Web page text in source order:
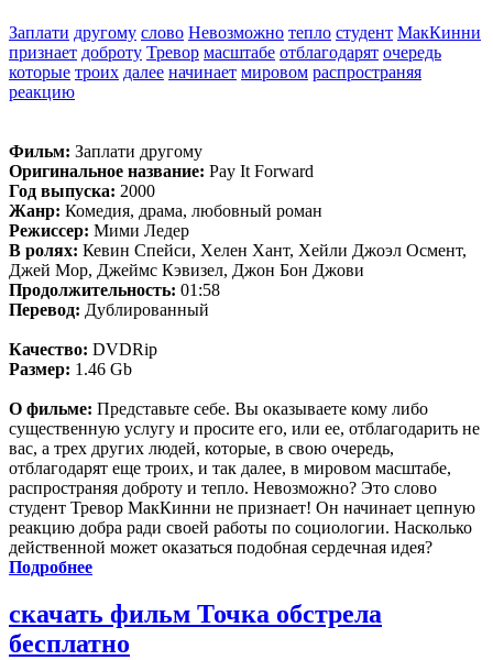
Заплати другому слово Невозможно тепло студент МакКинни
признает доброту Тревор масштабе отблагодарят очередь
которые троих далее начинает мировом распространяя
реакцию
Фильм: Заплати другому
Оригинальное название: Pay It Forward
Год выпуска: 2000
Жанр: Комедия, драма, любовный роман
Режиссер: Мими Ледер
В ролях: Кевин Спейси, Хелен Хант, Хейли Джоэл Осмент,
Джей Мор, Джеймс Кэвизел, Джон Бон Джови
Продолжительность: 01:58
Перевод: Дублированный
Качество: DVDRip
Размер: 1.46 Gb
О фильме: Представьте себе. Вы оказываете кому либо
существенную услугу и просите его, или ее, отблагодарить не
вас, а трех других людей, которые, в свою очередь,
отблагодарят еще троих, и так далее, в мировом масштабе,
распространяя доброту и тепло. Невозможно? Это слово
студент Тревор МакКинни не признает! Он начинает цепную
реакцию добра ради своей работы по социологии. Насколько
действенной может оказаться подобная сердечная идея?
Подробнее
скачать фильм Точка обстрела
бесплатно